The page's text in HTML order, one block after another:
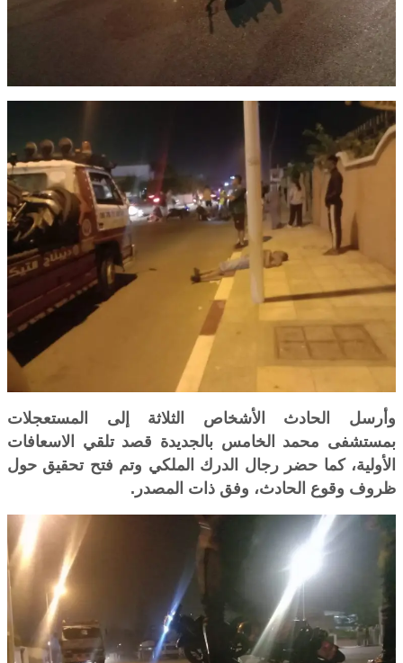
وأرسل الحادث الأشخاص الثلاثة إلى المستعجلات
بمستشفى محمد الخامس بالجديدة قصد تلقي الاسعافات
الأولية، كما حضر رجال الدرك الملكي وتم فتح تحقيق حول
ظروف وقوع الحادث، وفق ذات المصدر.